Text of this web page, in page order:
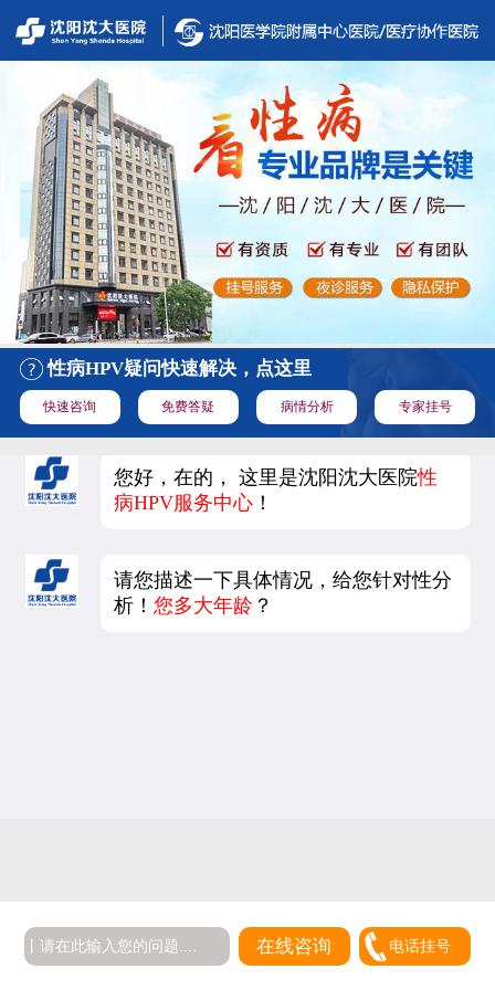
性病HPV疑问快速解决，点这里
快速咨询 免费答疑 病情分析 专家挂号
您好，在的， 这里是沈阳沈大医院性
病HPV服务中心 ！
请您描述一下具体情况，给您针对性分
析！您多大年龄 ？
在线咨询 电话挂号